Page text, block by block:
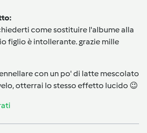
come sostituire l'albume alla
figlio è intollerante. grazie mille
con un po' di latte mescolato
otterrai lo stesso effetto lucido 😉